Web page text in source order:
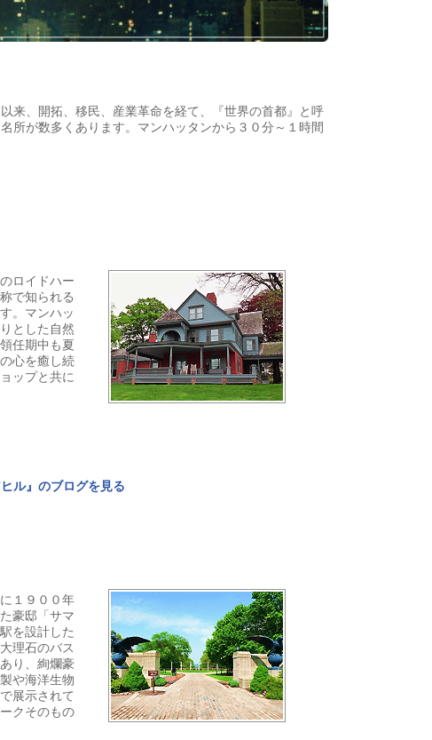
来、開拓、移民、産業革命を経て、『世界の首都』と呼
所が数多くあります。マンハッタンから３０分～１時間
ロイドハー
で知られる
。マンハッ
とした自然
任期中も夏
心を癒し続
ップと共に
ル』のブログを見る
１９００年
豪邸「サマ
を設計した
理石のバス
り、絢爛豪
や海洋生物
展示されて
クそのもの